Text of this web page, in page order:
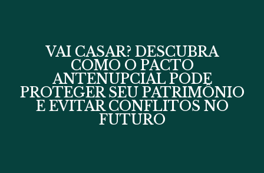
VAI CASAR? DESCUBRA
COMO O PACTO
ANTENUPCIAL PODE
PROTEGER SEU PATRIMÔNIO
E EVITAR CONFLITOS NO
FUTURO